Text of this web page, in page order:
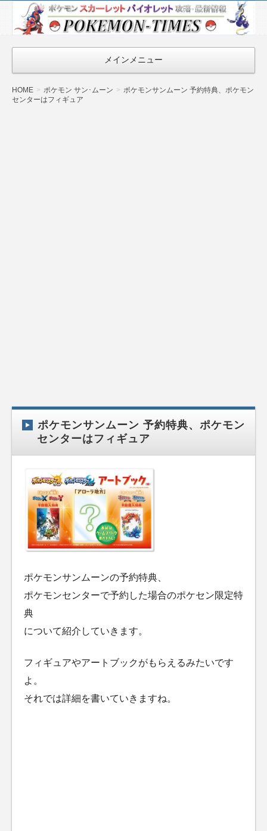
ポケモン最新
情報まとめ
『POKEMON-
TIMES』
メインメニュー
HOME ポケモン サン･ムーン
ポケモンサンムーン 予約特典、ポケモン
センターはフィギュア
ポケモンサンムーン 予約特典、ポケモン
センターはフィギュア
ポケモンサンムーンの予約特典、
ポケモンセンターで予約した場合のポケセン限定特
典
について紹介していきます。
フィギュアやアートブックがもらえるみたいです
よ。
それでは詳細を書いていきますね。